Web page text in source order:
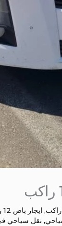
, ايجار باص 12 راكب
, نقل سياحي